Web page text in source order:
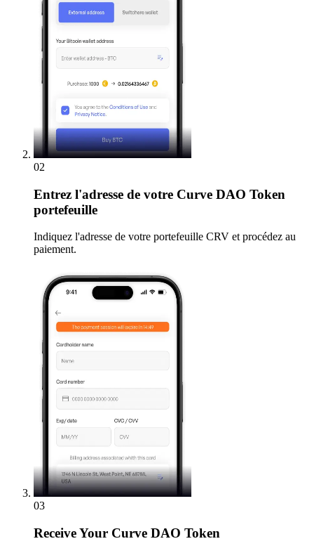
02
Entrez l'adresse de votre Curve DAO Token
portefeuille
Indiquez l'adresse de votre portefeuille CRV et procédez au
paiement.
03
ReceiveYour Curve DAO Token